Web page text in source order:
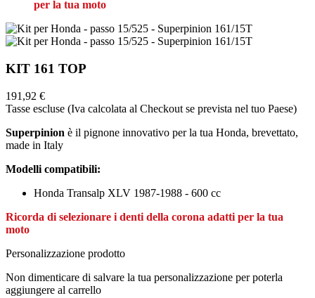
per la tua moto
KIT 161 TOP
191,92 €
Tasse escluse (Iva calcolata al Checkout se prevista nel tuo Paese)
Superpinion è il pignone innovativo per la tua Honda, brevettato,
made in Italy
Modelli compatibili:
Honda Transalp XLV 1987-1988 - 600 cc
Ricorda di selezionare i denti della corona adatti per la tua
moto
Personalizzazione prodotto
Non dimenticare di salvare la tua personalizzazione per poterla
aggiungere al carrello